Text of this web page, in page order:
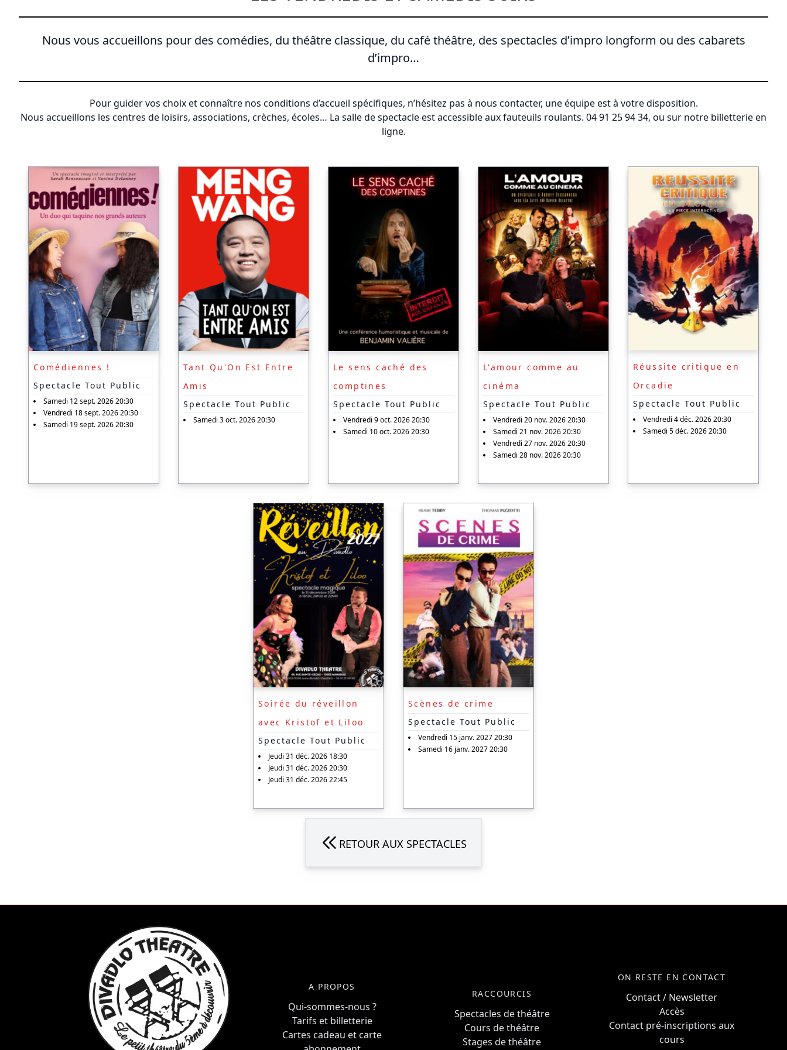
Nous vous accueillons pour des comédies, du théâtre classique, du café théâtre, des spectacles d’impro longform ou des cabarets
d’impro…
Pour guider vos choix et connaître nos conditions d’accueil spécifiques, n’hésitez pas à nous contacter, une équipe est à votre disposition.
Nous accueillons les centres de loisirs, associations, crèches, écoles… La salle de spectacle est accessible aux fauteuils roulants. 04 91 25 94 34, ou sur notre billetterie en
ligne.
Comédiennes !
Spectacle Tout Public
Samedi 12 sept. 2026 20:30
Vendredi 18 sept. 2026 20:30
Samedi 19 sept. 2026 20:30
Tant Qu'On Est Entre
Amis
Spectacle Tout Public
Samedi 3 oct. 2026 20:30
Le sens caché des
comptines
Spectacle Tout Public
Vendredi 9 oct. 2026 20:30
Samedi 10 oct. 2026 20:30
L'amour comme au
cinéma
Spectacle Tout Public
Vendredi 20 nov. 2026 20:30
Samedi 21 nov. 2026 20:30
Vendredi 27 nov. 2026 20:30
Samedi 28 nov. 2026 20:30
Réussite critique en
Orcadie
Spectacle Tout Public
Vendredi 4 déc. 2026 20:30
Samedi 5 déc. 2026 20:30
Soirée du réveillon
avec Kristof et Liloo
Spectacle Tout Public
Jeudi 31 déc. 2026 18:30
Jeudi 31 déc. 2026 20:30
Jeudi 31 déc. 2026 22:45
Scènes de crime
Spectacle Tout Public
Vendredi 15 janv. 2027 20:30
Samedi 16 janv. 2027 20:30
RETOUR AUX SPECTACLES
A PROPOS
Qui-sommes-nous ?
Tarifs et billetterie
Cartes cadeau et carte
RACCOURCIS
Spectacles de théâtre
Cours de théâtre
Stages de théâtre
ON RESTE EN CONTACT
Contact / Newsletter
Accès
Contact pré-inscriptions aux
cours